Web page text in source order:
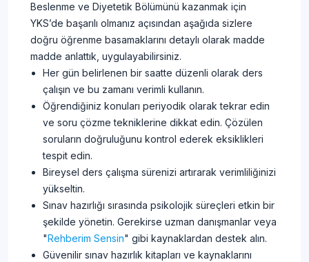
Beslenme ve Diyetetik Bölümünü kazanmak için
YKS’de başarılı olmanız açısından aşağıda sizlere
doğru öğrenme basamaklarını detaylı olarak madde
madde anlattık, uygulayabilirsiniz.
Her gün belirlenen bir saatte düzenli olarak ders
çalışın ve bu zamanı verimli kullanın.
Öğrendiğiniz konuları periyodik olarak tekrar edin
ve soru çözme tekniklerine dikkat edin. Çözülen
soruların doğruluğunu kontrol ederek eksiklikleri
tespit edin.
Bireysel ders çalışma sürenizi artırarak verimliliğinizi
yükseltin.
Sınav hazırlığı sırasında psikolojik süreçleri etkin bir
şekilde yönetin. Gerekirse uzman danışmanlar veya
"Rehberim Sensin" gibi kaynaklardan destek alın.
Güvenilir sınav hazırlık kitapları ve kaynaklarını